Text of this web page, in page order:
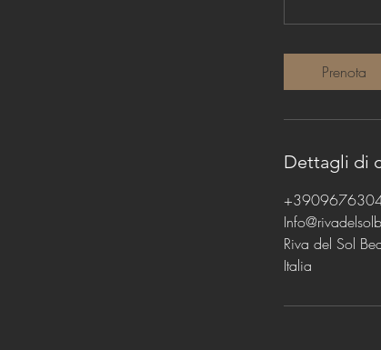
Prenota
Dettagli di
Riva del Sol
Italia